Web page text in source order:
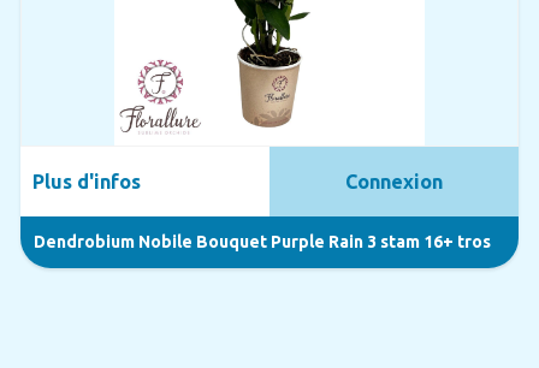
Dendrobium Nobile Bouquet Purple Rain 3 stam 16+ tros
Plus d'infos Connexion